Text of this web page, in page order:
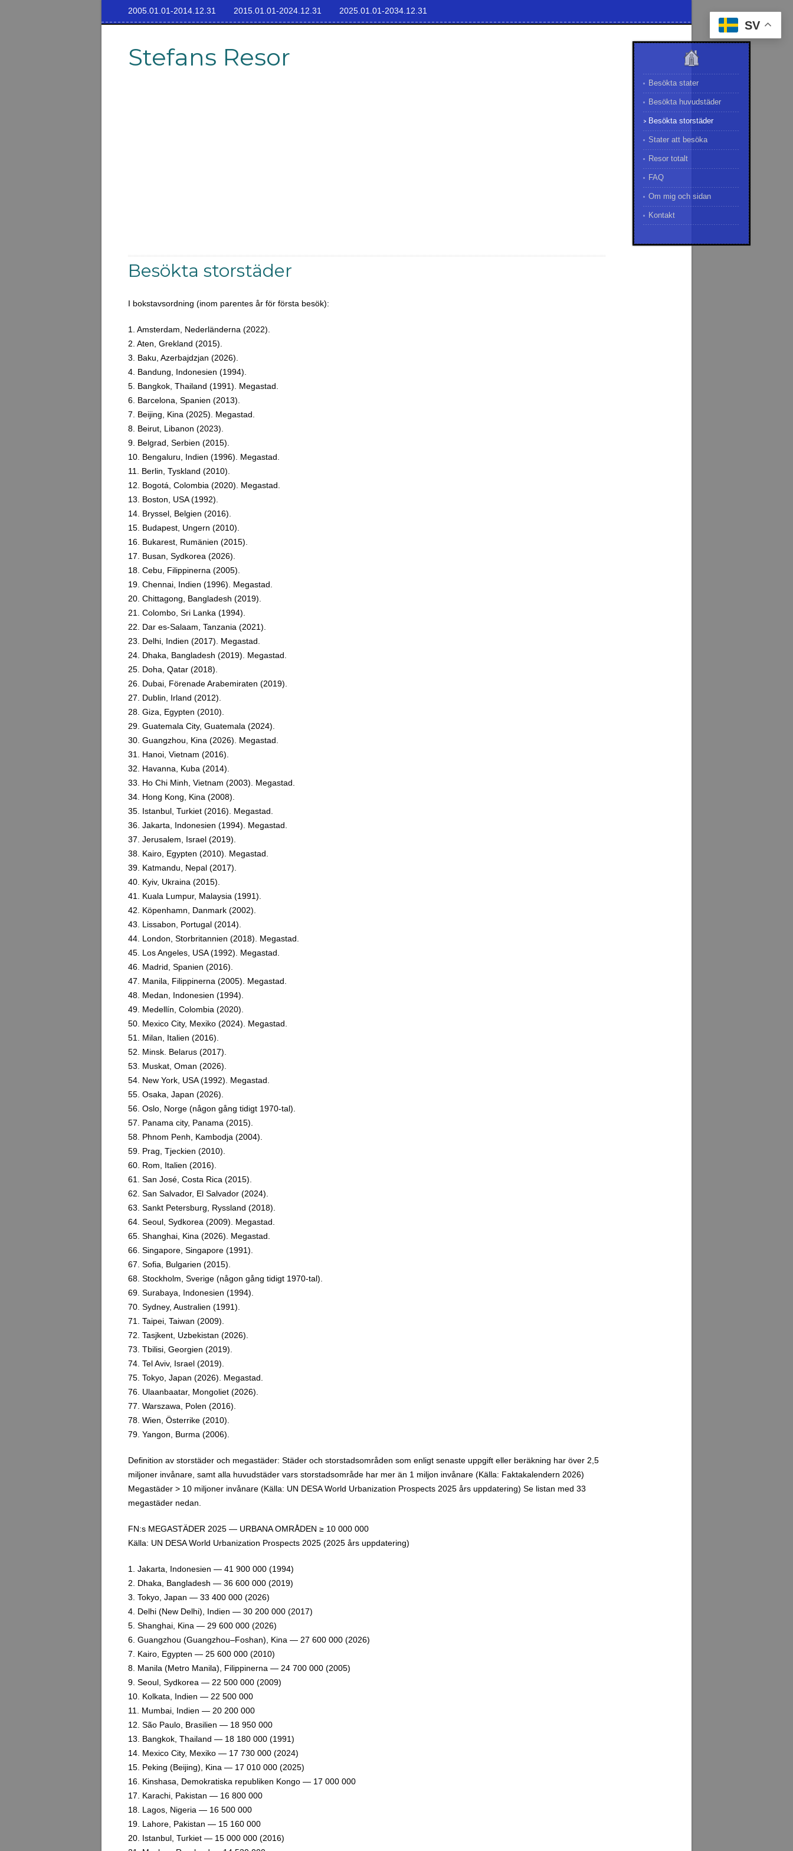
2005.01.01-2014.12.31 2015.01.01-2024.12.31 2025.01.01-2034.12.31
Stefans Resor
Besökta stater
Besökta huvudstäder
Besökta storstäder
Stater att besöka
Resor totalt
FAQ
Om mig och sidan
Kontakt
Besökta storstäder
I bokstavsordning (inom parentes år för första besök):
1. Amsterdam, Nederländerna (2022).
2. Aten, Grekland (2015).
3. Baku, Azerbajdzjan (2026).
4. Bandung, Indonesien (1994).
5. Bangkok, Thailand (1991). Megastad.
6. Barcelona, Spanien (2013).
7. Beijing, Kina (2025). Megastad.
8. Beirut, Libanon (2023).
9. Belgrad, Serbien (2015).
10. Bengaluru, Indien (1996). Megastad.
11. Berlin, Tyskland (2010).
12. Bogotá, Colombia (2020). Megastad.
13. Boston, USA (1992).
14. Bryssel, Belgien (2016).
15. Budapest, Ungern (2010).
16. Bukarest, Rumänien (2015).
17. Busan, Sydkorea (2026).
18. Cebu, Filippinerna (2005).
19. Chennai, Indien (1996). Megastad.
20. Chittagong, Bangladesh (2019).
21. Colombo, Sri Lanka (1994).
22. Dar es-Salaam, Tanzania (2021).
23. Delhi, Indien (2017). Megastad.
24. Dhaka, Bangladesh (2019). Megastad.
25. Doha, Qatar (2018).
26. Dubai, Förenade Arabemiraten (2019).
27. Dublin, Irland (2012).
28. Giza, Egypten (2010).
29. Guatemala City, Guatemala (2024).
30. Guangzhou, Kina (2026). Megastad.
31. Hanoi, Vietnam (2016).
32. Havanna, Kuba (2014).
33. Ho Chi Minh, Vietnam (2003). Megastad.
34. Hong Kong, Kina (2008).
35. Istanbul, Turkiet (2016). Megastad.
36. Jakarta, Indonesien (1994). Megastad.
37. Jerusalem, Israel (2019).
38. Kairo, Egypten (2010). Megastad.
39. Katmandu, Nepal (2017).
40. Kyiv, Ukraina (2015).
41. Kuala Lumpur, Malaysia (1991).
42. Köpenhamn, Danmark (2002).
43. Lissabon, Portugal (2014).
44. London, Storbritannien (2018). Megastad.
45. Los Angeles, USA (1992). Megastad.
46. Madrid, Spanien (2016).
47. Manila, Filippinerna (2005). Megastad.
48. Medan, Indonesien (1994).
49. Medellín, Colombia (2020).
50. Mexico City, Mexiko (2024). Megastad.
51. Milan, Italien (2016).
52. Minsk. Belarus (2017).
53. Muskat, Oman (2026).
54. New York, USA (1992). Megastad.
55. Osaka, Japan (2026).
56. Oslo, Norge (någon gång tidigt 1970-tal).
57. Panama city, Panama (2015).
58. Phnom Penh, Kambodja (2004).
59. Prag, Tjeckien (2010).
60. Rom, Italien (2016).
61. San José, Costa Rica (2015).
62. San Salvador, El Salvador (2024).
63. Sankt Petersburg, Ryssland (2018).
64. Seoul, Sydkorea (2009). Megastad.
65. Shanghai, Kina (2026). Megastad.
66. Singapore, Singapore (1991).
67. Sofia, Bulgarien (2015).
68. Stockholm, Sverige (någon gång tidigt 1970-tal).
69. Surabaya, Indonesien (1994).
70. Sydney, Australien (1991).
71. Taipei, Taiwan (2009).
72. Tasjkent, Uzbekistan (2026).
73. Tbilisi, Georgien (2019).
74. Tel Aviv, Israel (2019).
75. Tokyo, Japan (2026). Megastad.
76. Ulaanbaatar, Mongoliet (2026).
77. Warszawa, Polen (2016).
78. Wien, Österrike (2010).
79. Yangon, Burma (2006).
Definition av storstäder och megastäder: Städer och storstadsområden som enligt senaste uppgift eller beräkning har över 2,5
miljoner invånare, samt alla huvudstäder vars storstadsområde har mer än 1 miljon invånare (Källa: Faktakalendern 2026)
Megastäder > 10 miljoner invånare (Källa: UN DESA World Urbanization Prospects 2025 års uppdatering) Se listan med 33
megastäder nedan.
FN:s MEGASTÄDER 2025 — URBANA OMRÅDEN ≥ 10 000 000
Källa: UN DESA World Urbanization Prospects 2025 (2025 års uppdatering)
1. Jakarta, Indonesien — 41 900 000 (1994)
2. Dhaka, Bangladesh — 36 600 000 (2019)
3. Tokyo, Japan — 33 400 000 (2026)
4. Delhi (New Delhi), Indien — 30 200 000 (2017)
5. Shanghai, Kina — 29 600 000 (2026)
6. Guangzhou (Guangzhou–Foshan), Kina — 27 600 000 (2026)
7. Kairo, Egypten — 25 600 000 (2010)
8. Manila (Metro Manila), Filippinerna — 24 700 000 (2005)
9. Seoul, Sydkorea — 22 500 000 (2009)
10. Kolkata, Indien — 22 500 000
11. Mumbai, Indien — 20 200 000
12. São Paulo, Brasilien — 18 950 000
13. Bangkok, Thailand — 18 180 000 (1991)
14. Mexico City, Mexiko — 17 730 000 (2024)
15. Peking (Beijing), Kina — 17 010 000 (2025)
16. Kinshasa, Demokratiska republiken Kongo — 17 000 000
17. Karachi, Pakistan — 16 800 000
18. Lagos, Nigeria — 16 500 000
19. Lahore, Pakistan — 15 160 000
20. Istanbul, Turkiet — 15 000 000 (2016)
SV